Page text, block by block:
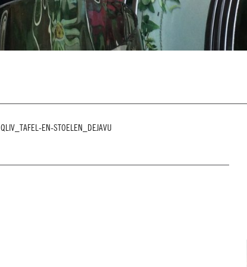
QLIV_TAFEL-EN-STOELEN_DEJAVU